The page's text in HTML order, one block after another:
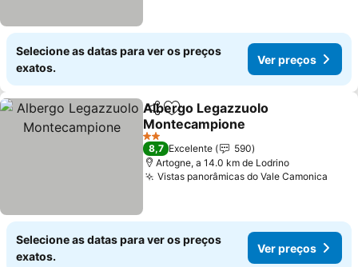
Selecione as datas para ver os preços
exatos.
Ver preços
PartilharAdicionar aos favoritos
Albergo Legazzuolo
Montecampione
Ver preços
2 Estrelas
8,7 Excelente
590
Artogne, a 14.0 km de Lodrino
Vistas panorâmicas do Vale Camonica
Selecione as datas para ver os preços
exatos.
Ver preços